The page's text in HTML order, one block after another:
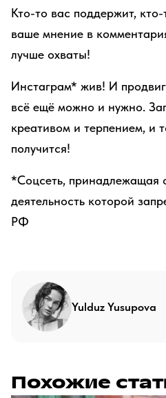
Кто-то вас поддержит,
ваше мнение в
лучше охваты!
Инстаграм* жив! И
всё ещё можно и нужно.
креативом и терпением, и
получится!
*Соцсеть, принадлежащая
деятельность которой
РФ
Yulduz Yusupova
Похожие